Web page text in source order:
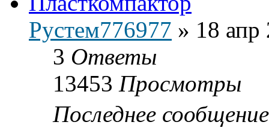
Рустем776977 » 18 апр
3 Ответы
13453 Просмотры
Последнее